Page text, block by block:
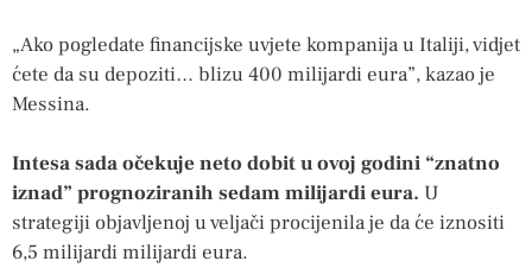
„Ako pogledate financijske uvjete kompanija u Italiji, vidjet
ćete da su depoziti… blizu 400 milijardi eura”, kazao je
Messina.
Intesa sada očekuje neto dobit u ovoj godini “znatno
iznad” prognoziranih sedam milijardi eura. U
strategiji objavljenoj u veljači procijenila je da će iznositi
6,5 milijardi milijardi eura.